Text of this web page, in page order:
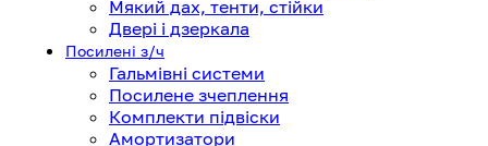
Мякий дах, тенти, стійки
Двері і дзеркала
Посилені з/ч
Гальмівні системи
Посилене зчеплення
Комплекти підвіски
Амортизатори